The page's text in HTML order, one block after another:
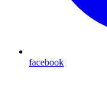
facebook